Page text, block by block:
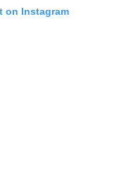
on Instagram